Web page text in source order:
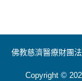
佛教慈濟醫療財團
Copyright ©